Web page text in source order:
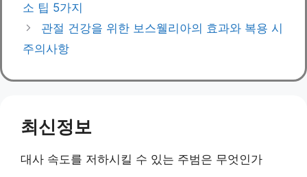
소 팁 5가지
관절 건강을 위한 보스웰리아의 효과와 복용 시
주의사항
최신정보
대사 속도를 저하시킬 수 있는 주범은 무엇인가